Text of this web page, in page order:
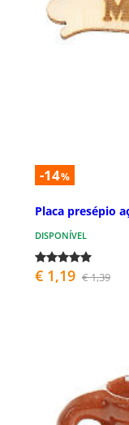
-14%
Placa presépio
DISPONÍVEL
€ 1,19 € 1,39